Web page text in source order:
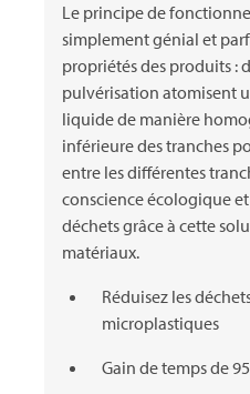
Le principe de
simplement génial et
propriétés des produits :
pulvérisation atomisent
liquide de manière
inférieure des tranches
entre les différentes
conscience écologique
déchets grâce à cette
matériaux.
Réduisez les
microplastiques
Gain de temps de